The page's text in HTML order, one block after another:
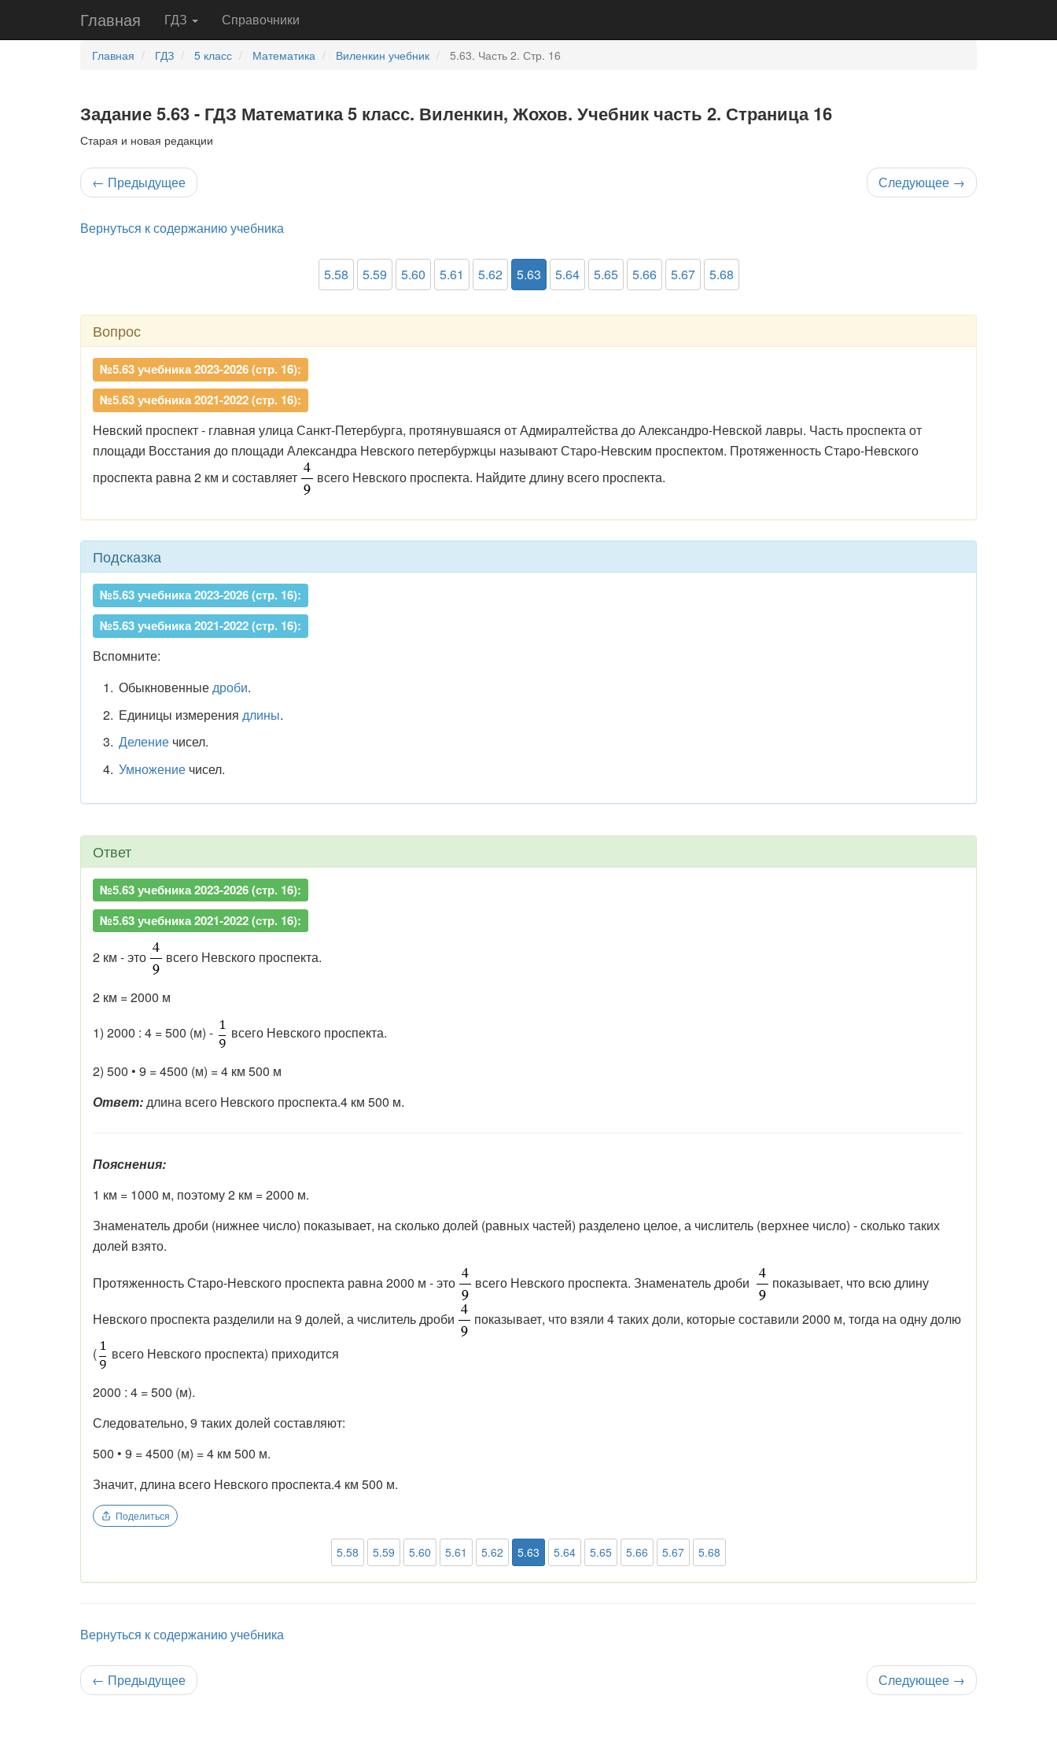
Главная ГДЗ Справочники
Главная ГДЗ 5 класс Математика Виленкин учебник 5.63. Часть 2. Стр. 16
Задание 5.63 - ГДЗ Математика 5 класс. Виленкин, Жохов. Учебник часть 2. Страница 16
Старая и новая редакции
← Предыдущее Следующее →
Вернуться к содержанию учебника
5.58 5.59 5.60 5.61 5.62 5.63 5.64 5.65 5.66 5.67 5.68
Вопрос
№5.63 учебника 2023-2026 (стр. 16):
№5.63 учебника 2021-2022 (стр. 16):
Невский проспект - главная улица Санкт-Петербурга, протянувшаяся от Адмиралтейства до Александро-Невской лавры. Часть проспекта от
площади Восстания до площади Александра Невского петербуржцы называют Старо-Невским проспектом. Протяженность Старо-Невского
проспекта равна 2 км и составляет
всего Невского проспекта. Найдите длину всего проспекта.
Подсказка
№5.63 учебника 2023-2026 (стр. 16):
№5.63 учебника 2021-2022 (стр. 16):
Вспомните:
Обыкновенныедроби.
Единицы измерения длины.
Делениечисел.
Умножениечисел.
Ответ
№5.63 учебника 2023-2026 (стр. 16):
№5.63 учебника 2021-2022 (стр. 16):
2 км - это всего Невского проспекта.
2 км = 2000 м
1) 2000 : 4 = 500 (м) -
всего Невского проспекта.
2) 500 • 9 = 4500 (м) = 4 км 500 м
Ответ: длина всего Невского проспекта.4 км 500 м.
Пояснения:
1 км = 1000 м, поэтому 2 км = 2000 м.
Знаменатель дроби (нижнее число) показывает, на сколько долей (равных частей) разделено целое, а числитель (верхнее число) - сколько таких
долей взято.
Протяженность Старо-Невского проспекта равна 2000 м - это всего Невского проспекта. Знаменатель дроби
показывает, что всю длину
Невского проспекта разделили на 9 долей, а числитель дроби
показывает, что взяли 4 таких доли, которые составили 2000 м, тогда на одну долю
(
всего Невского проспекта) приходится
2000 : 4 = 500 (м).
Следовательно, 9 таких долей составляют:
500 • 9 = 4500 (м) = 4 км 500 м.
Значит, длина всего Невского проспекта.4 км 500 м.
Поделиться
5.58 5.59 5.60 5.61 5.62 5.63 5.64 5.65 5.66 5.67 5.68
Вернуться к содержанию учебника
← Предыдущее Следующее →